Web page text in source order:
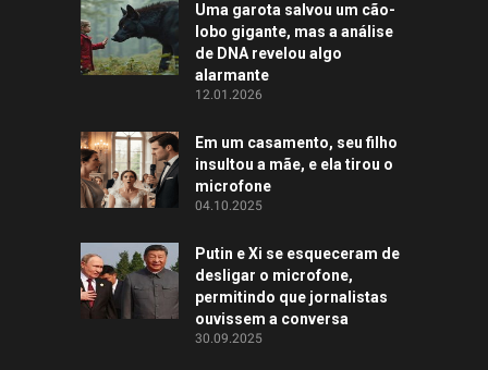
Uma garota salvou um cão-
lobo gigante, mas a análise
de DNA revelou algo
alarmante
12.01.2026
Em um casamento, seu filho
insultou a mãe, e ela tirou o
microfone
04.10.2025
Putin e Xi se esqueceram de
desligar o microfone,
permitindo que jornalistas
ouvissem a conversa
30.09.2025